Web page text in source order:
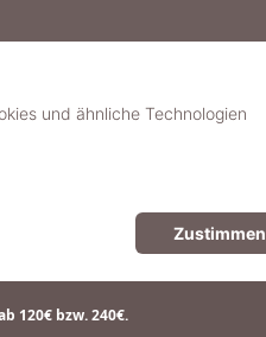
120€ bzw. 240€.
© 2018-
und ähnliche Technologien
Zustimmen